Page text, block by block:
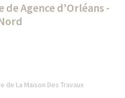
Agence d'Orléans -
de La Maison Des Travaux